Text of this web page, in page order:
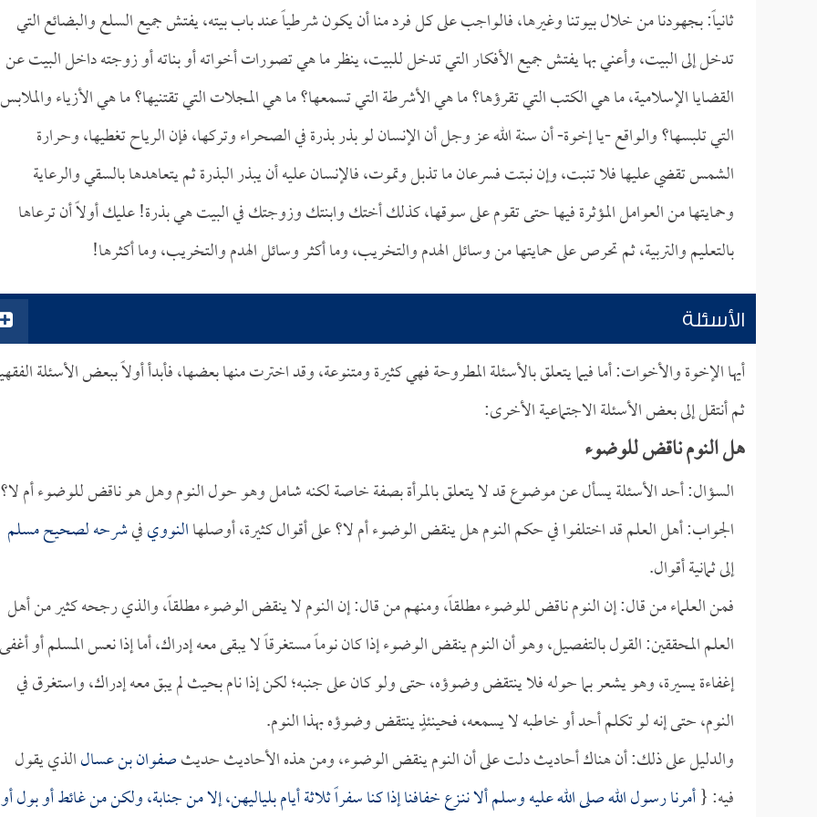
ثانياً: بجهودنا من خلال بيوتنا وغيرها، فالواجب على كل فرد منا أن يكون شرطياً عند باب بيته، يفتش جميع السلع والبضائع التي
تدخل إلى البيت، وأعني بها يفتش جميع الأفكار التي تدخل للبيت، ينظر ما هي تصورات أخواته أو بناته أو زوجته داخل البيت عن
القضايا الإسلامية، ما هي الكتب التي تقرؤها؟ ما هي الأشرطة التي تسمعها؟ ما هي المجلات التي تقتنيها؟ ما هي الأزياء والملابس
التي تلبسها؟ والواقع -يا إخوة- أن سنة الله عز وجل أن الإنسان لو بذر بذرة في الصحراء وتركها، فإن الرياح تغطيها، وحرارة
الشمس تقضي عليها فلا تنبت، وإن نبتت فسرعان ما تذبل وتموت، فالإنسان عليه أن يبذر البذرة ثم يتعاهدها بالسقي والرعاية
وحمايتها من العوامل المؤثرة فيها حتى تقوم على سوقها، كذلك أختك وابنتك وزوجتك في البيت هي بذرة! عليك أولاً أن ترعاها
بالتعليم والتربية، ثم تحرص على حمايتها من وسائل الهدم والتخريب، وما أكثر وسائل الهدم والتخريب، وما أكثرها!
الأسئلة
أيها الإخوة والأخوات: أما فيما يتعلق بالأسئلة المطروحة فهي كثيرة ومتنوعة، وقد اخترت منها بعضها، فأبدأ أولاً ببعض الأسئلة
ثم أنتقل إلى بعض الأسئلة الاجتماعية الأخرى:
هل النوم ناقض للوضوء
السؤال: أحد الأسئلة يسأل عن موضوع قد لا يتعلق بالمرأة بصفة خاصة لكنه شامل وهو حول النوم وهل هو ناقض للوضوء أم لا؟
الجواب: أهل العلم قد اختلفوا في حكم النوم هل ينقض الوضوء أم لا؟ على أقوال كثيرة، أوصلهاالنوويفيشرحه لصحيح مسلم
إلى ثمانية أقوال.
فمن العلماء من قال: إن النوم ناقض للوضوء مطلقاً، ومنهم من قال: إن النوم لا ينقض الوضوء مطلقاً، والذي رجحه كثير من أهل
العلم المحققين: القول بالتفصيل، وهو أن النوم ينقض الوضوء إذا كان نوماً مستغرقاً لا يبقى معه إدراك، أما إذا نعس المسلم أو
إغفاءة يسيرة، وهو يشعر بما حوله فلا ينتقض وضوؤه، حتى ولو كان على جنبه؛ لكن إذا نام بحيث لم يبق معه إدراك، واستغرق في
النوم، حتى إنه لو تكلم أحد أو خاطبه لا يسمعه، فحينئذٍ ينتقض وضوؤه بهذا النوم.
والدليل على ذلك: أن هناك أحاديث دلت على أن النوم ينقض الوضوء، ومن هذه الأحاديث حديثصفوان بن عسالالذي يقول
فيه: {أمرنا رسول الله صلى الله عليه وسلم ألا ننـزع خفافنا إذا كنا سفراً ثلاثة أيام بلياليهن، إلا من جنابة، ولكن من غائط أو بول أو